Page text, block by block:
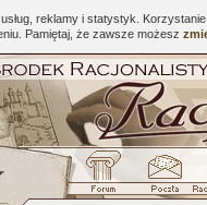
reklamy i statystyk.
Pamiętaj, że zawsze możesz